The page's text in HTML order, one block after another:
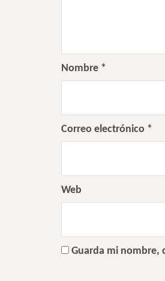
Nombre *
Correo electrónico *
Web
Guarda mi nombre,